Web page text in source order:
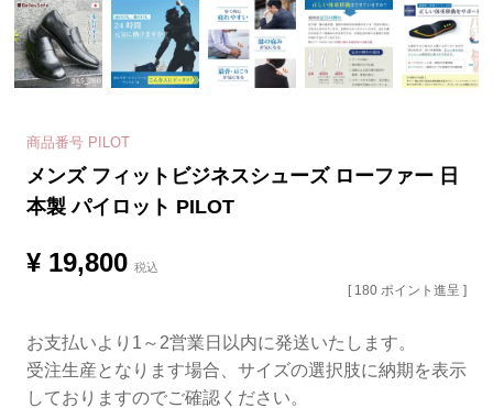
商品番号 PILOT
メンズ フィットビジネスシューズ ローファー 日
本製 パイロット PILOT
¥ 19,800 税込
[ 180 ポイント進呈 ]
お支払いより1～2営業日以内に発送いたします。
受注生産となります場合、サイズの選択肢に納期を表示
しておりますのでご確認ください。